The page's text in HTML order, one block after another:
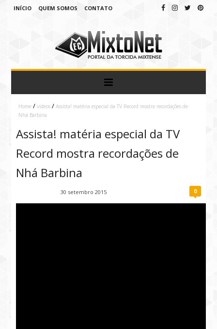
INÍCIO QUEM SOMOS CONTATO
Home / vídeos / Assista! matéria especial da TV Record mostra recordações de
Nhá Barbina
Assista! matéria especial da TV
Record mostra recordações de
Nhá Barbina
30 setembro 2015 0